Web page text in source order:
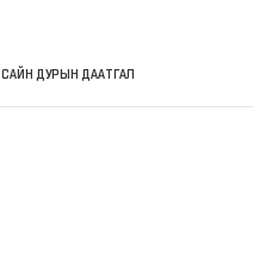
САЙН ДУРЫН ДААТГАЛ